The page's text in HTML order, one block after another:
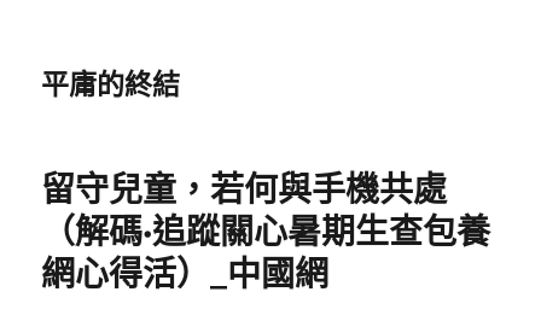
平庸的終結
留守兒童，若何與手機共處
（解碼·追蹤關心暑期生查包養
網心得活）_中國網